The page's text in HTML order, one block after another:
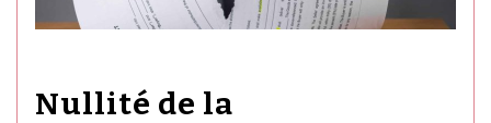
Nullité de la